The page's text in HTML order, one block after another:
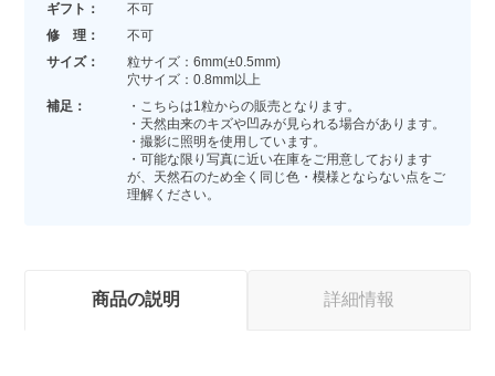
ギフト：
不可
修 理：
不可
サイズ：
粒サイズ：6mm(±0.5mm)
穴サイズ：0.8mm以上
補足：
・こちらは1粒からの販売となります。
・天然由来のキズや凹みが見られる場合があります。
・撮影に照明を使用しています。
・可能な限り写真に近い在庫をご用意しております
が、天然石のため全く同じ色・模様とならない点をご
理解ください。
商品の説明 詳細情報